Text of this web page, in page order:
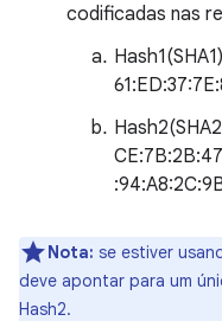
codificadas nas
Nota: se estiver
deve apontar para um
Hash2.